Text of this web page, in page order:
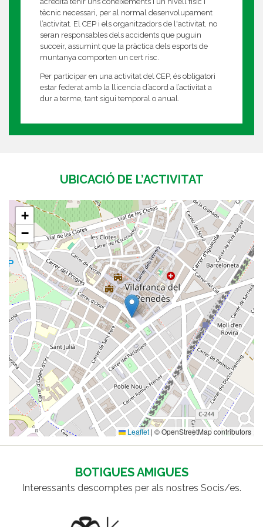
tècnic necessari, per al normal desenvolupament
l’activitat. El CEP i els organitzadors de l'activitat, no
seran responsables dels accidents que puguin
succeir, assumint que la pràctica dels esports de
muntanya comporten un cert risc.
Per participar en una activitat del CEP, és obligatori
estar federat amb la llicencia d’acord a l’activitat a
dur a terme, tant sigui temporal o anual.
UBICACIÓ DE L’ACTIVITAT
+
−
Leaflet | © OpenStreetMap contributors
BOTIGUES AMIGUES
Interessants descomptes per als nostres Socis/es.